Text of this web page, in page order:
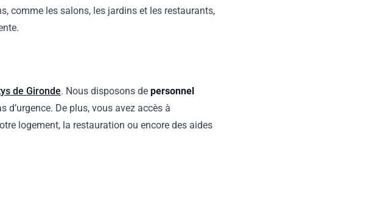
comme les salons, les jardins et les restaurants,
de Gironde. Nous disposons depersonnel
d’urgence. De plus, vous avez accès à
logement, la restauration ou encore des aides